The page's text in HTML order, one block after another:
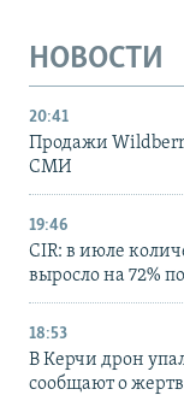
НОВОСТИ
20:41
Продажи
СМИ
19:46
CIR: в июле
выросло на 72%
18:53
В Керчи дрон
сообщают о